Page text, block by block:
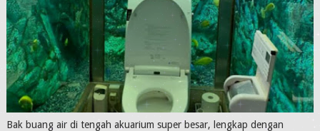
Bak buang air di tengah akuarium super besar, lengkap dengan